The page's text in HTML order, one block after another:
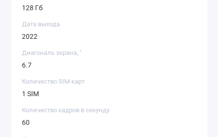
128 Гб
Дата выхода
2022
Диагональ экрана, ''
6.7
Количество SIM-карт
1 SIM
Количество кадров в секунду
60